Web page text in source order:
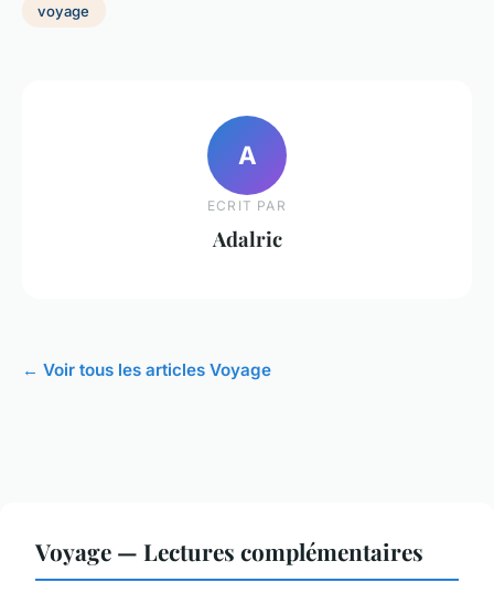
voyage
A
ECRIT PAR
Adalric
← Voir tous les articles Voyage
Voyage — Lectures complémentaires